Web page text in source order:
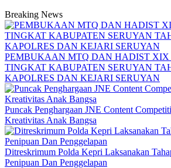
Breaking News
PEMBUKAAN MTQ DAN HADIST XIX
TINGKAT KABUPATEN SERUYAN
KAPOLRES DAN KEJARI SERUYAN
Puncak Penghargaan JNE Content
Kreativitas Anak Bangsa
Ditreskrimum Polda Kepri Laksanakan
Penipuan Dan Penggelapan